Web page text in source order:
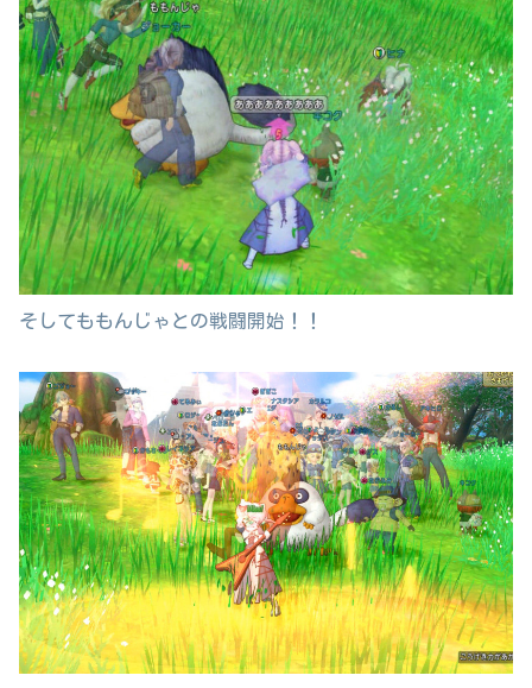
そしてももんじゃとの戦闘開始！！